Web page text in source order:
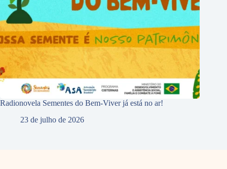
Radionovela Sementes do Bem-Viver já está no ar!
23 de julho de 2026